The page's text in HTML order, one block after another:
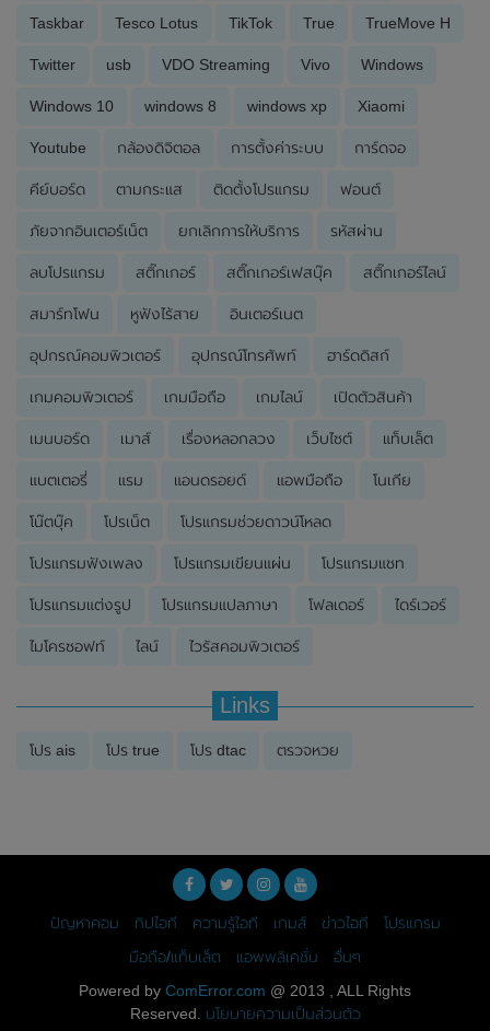
Taskbar Tesco Lotus TikTok True TrueMove H
Twitter usb VDO Streaming Vivo Windows
Windows 10 windows 8 windows xp Xiaomi
Youtube กล้องดิจิตอล การตั้งค่าระบบ การ์ดจอ
คีย์บอร์ด ตามกระแส ติดตั้งโปรแกรม ฟอนต์
ภัยจากอินเตอร์เน็ต ยกเลิกการให้บริการ รหัสผ่าน
ลบโปรแกรม สติ๊กเกอร์ สติ๊กเกอร์เฟสบุ๊ค สติ๊กเกอร์ไลน์
สมาร์ทโฟน หูฟังไร้สาย อินเตอร์เนต
อุปกรณ์คอมพิวเตอร์ อุปกรณ์โทรศัพท์ ฮาร์ดดิสก์
เกมคอมพิวเตอร์ เกมมือถือ เกมไลน์ เปิดตัวสินค้า
เมนบอร์ด เมาส์ เรื่องหลอกลวง เว็บไซต์ แท็บเล็ต
แบตเตอรี่ แรม แอนดรอยด์ แอพมือถือ โนเกีย
โน๊ตบุ๊ค โปรเน็ต โปรแกรมช่วยดาวน์โหลด
โปรแกรมฟังเพลง โปรแกรมเขียนแผ่น โปรแกรมแชท
โปรแกรมแต่งรูป โปรแกรมแปลภาษา โฟลเดอร์ ไดร์เวอร์
ไมโครซอฟท์ ไลน์ ไวรัสคอมพิวเตอร์
Links
โปร ais โปร true โปร dtac ตรวจหวย
ปัญหาคอม ทิปไอที ความรู้ไอที เกมส์ ข่าวไอที
โปรแกรม
มือถือ/แท็บเล็ต
แอพพลิเคชั่น
อื่นๆ
Powered by ComError.com @ 2013 , ALL Rights
Reserved. นโยบายความเป็นส่วนตัว